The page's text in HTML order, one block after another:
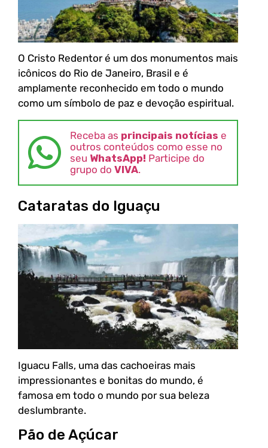
O Cristo Redentor é um dos monumentos mais
icônicos do Rio de Janeiro, Brasil e é
amplamente reconhecido em todo o mundo
como um símbolo de paz e devoção espiritual.
Receba as principais notícias e
outros conteúdos como esse no
seu WhatsApp! Participe do
grupo do VIVA.
Cataratas do Iguaçu
Iguacu Falls, uma das cachoeiras mais
impressionantes e bonitas do mundo, é
famosa em todo o mundo por sua beleza
deslumbrante.
Pão de Açúcar